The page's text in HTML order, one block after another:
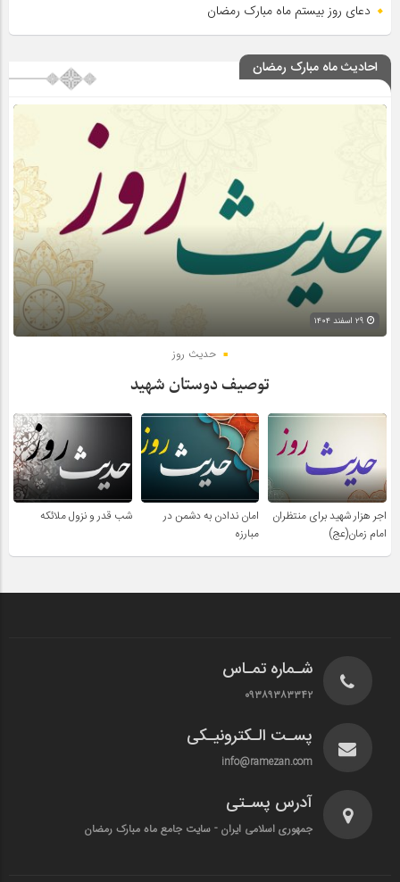
دعای روز بیستم ماه مبارک رمضان
احادیث ماه مبارک رمضان
حدیث روز
توصیف دوستان شهید
اجر هزار شهید برای منتظران
امام زمان(عج)
امان ندادن به دشمن در
مبارزه
شب قدر و نزول ملائکه
شـماره تمـاس
۰۹۳۸۹۳۸۳۳۴۲
پسـت الـکترونیـکی
info@ramezan.com
آدرس پسـتی
جمهوری اسلامی ایران - سایت جامع ماه مبارک رمضان